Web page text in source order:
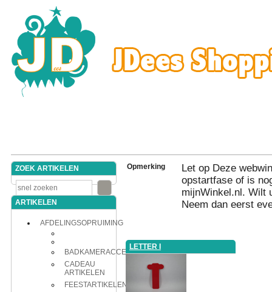
ZOEK ARTIKELEN
ARTIKELEN
AFDELINGSOPRUIMING
BADKAMERACCESSOIRES
CADEAU
ARTIKELEN
FEESTARTIKELEN
Opmerking
Let op Deze
opstartfase of is
mijnWinkel.nl. Wilt
Neem dan eerst
LETTER I